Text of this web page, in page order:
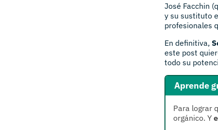
José Facchin
y su sustituto
profesionales
En definitiva,
este post
todo su
Aprende
Para lograr
orgánico. Y